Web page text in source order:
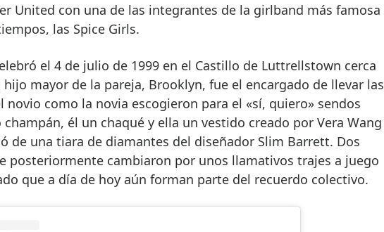
United con una de las integrantes de la girlband más famosa
las Spice Girls.
el 4 de julio de 1999 en el Castillo de Luttrellstown cerca
mayor de la pareja, Brooklyn, fue el encargado de llevar las
novio como la novia escogieron para el «sí, quiero» sendos
él un chaqué y ella un vestido creado por Vera Wang
de una tiara de diamantes del diseñador Slim Barrett. Dos
posteriormente cambiaron por unos llamativos trajes a juego
que a día de hoy aún forman parte del recuerdo colectivo.